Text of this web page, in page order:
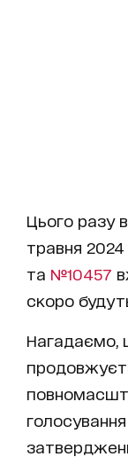
Цього разу
травня
та №10457
скоро
Нагадаємо,